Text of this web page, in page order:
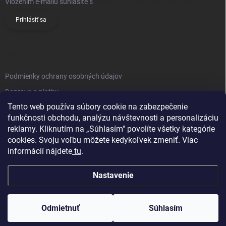
Tento web používa súbory cookie na zabezpečenie
funkčnosti obchodu, analýzu návštevnosti a personalizáciu
reklamy. Kliknutím na „Súhlasím" povolíte všetky kategórie
cookies. Svoju voľbu môžete kedykoľvek zmeniť. Viac
informácií nájdete tu.
Nastavenie
Odmietnuť Súhlasím
Vložením e-mailu súhlasíte s
Prihlásiť sa
Podmienky ochrany osobných údajov
Doprava a platby
Obchodné podmienky
Reklamačný poriadok
Vrátenie tovaru
Kontakty
Copyright 2026Knifestore . Všetky práva vyhradené. Upraviť nastavenie